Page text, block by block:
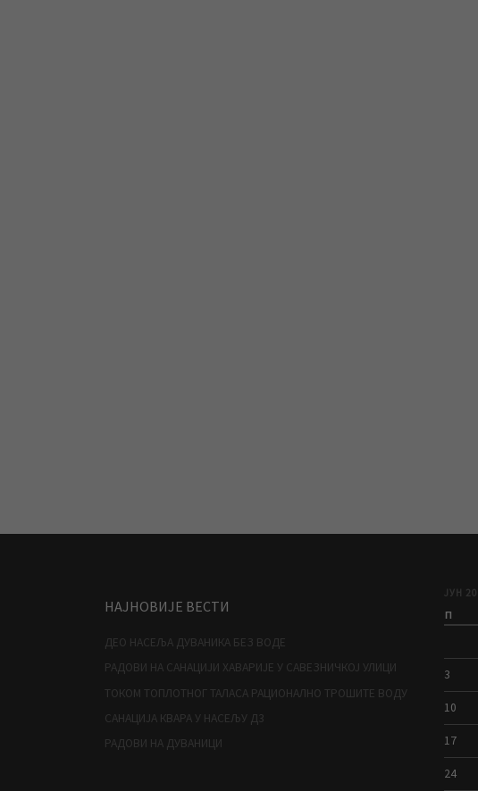
НАЈНОВИЈЕ ВЕСТИ
ДЕО НАСЕЉА ДУВАНИКА БЕЗ ВОДЕ
РАДОВИ НА САНАЦИЈИ ХАВАРИЈЕ У САВЕЗНИЧКОЈ УЛИЦИ
ТОКОМ ТОПЛОТНОГ ТАЛАСА РАЦИОНАЛНО ТРОШИТЕ ВОДУ
САНАЦИЈА КВАРА У НАСЕЉУ Д3
РАДОВИ НА ДУВАНИЦИ
ЈУН
П
3
10
17
24